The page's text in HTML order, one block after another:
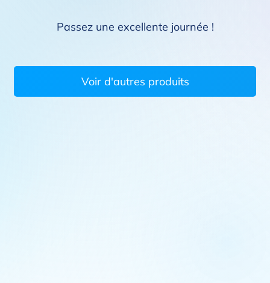
Passez une excellente journée !
Voir d'autres produits